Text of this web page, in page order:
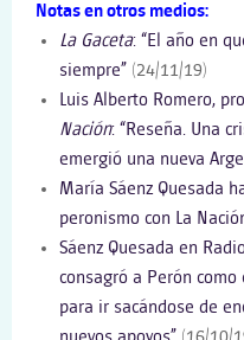
Notas en otros medios:
La Gaceta: “El año en
siempre” (24/11/19)
Luis Alberto Romero,
Nación: “Reseña. Una
emergió una nueva
María Sáenz Quesada
peronismo con La
Sáenz Quesada en
consagró a Perón
para ir sacándose de